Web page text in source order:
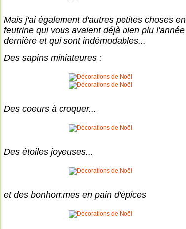
Mais j'ai également d'autres petites choses en
feutrine qui vous avaient déjà bien plu l'année
dernière et qui sont indémodables...
Des sapins miniateures :
Des coeurs à croquer...
Des étoiles joyeuses...
et des bonhommes en pain d'épices